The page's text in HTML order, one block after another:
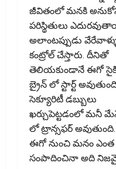
జీవితంలో మనకి
పరిస్థితులు
అలాంటప్పుడు
కంట్రోల్ చేస్తారు. దీనితో
తెలియకుండానే ఈగో
బ్రైన్ లో స్టార్ట్
సెక్యూరిటీ డబ్బులు
ఖర్చుపెట్టడంలో మనీ
లో ట్రాన్సఫర్
ఈగో నుంచి మనం ఎంత
సంపాదించినా అది